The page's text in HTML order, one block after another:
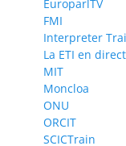
EuroparlTV
FMI
Interpreter
La ETI en
MIT
Moncloa
ONU
ORCIT
SCICTrain